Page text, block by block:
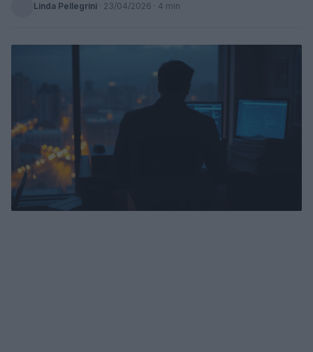
Linda Pellegrini · 23/04/2026 · 4 min